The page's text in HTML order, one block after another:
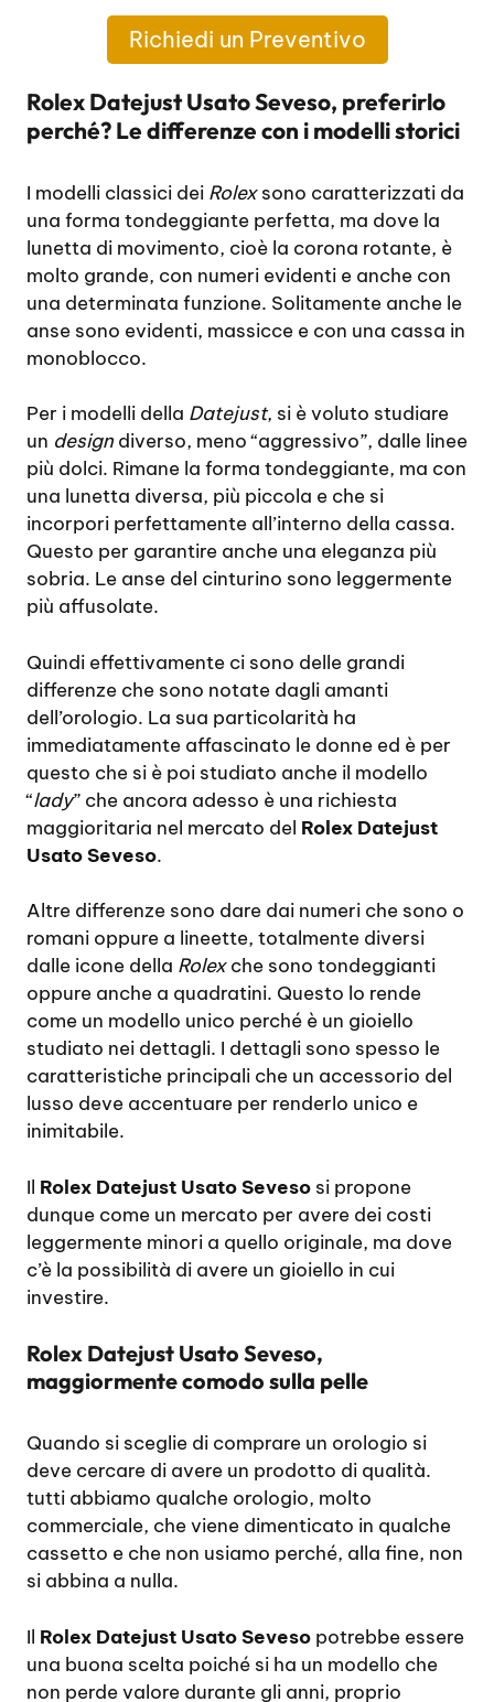
Richiedi un Preventivo
Rolex Datejust Usato Seveso, preferirlo
perché? Le differenze con i modelli storici
I modelli classici dei Rolexsono caratterizzati da
una forma tondeggiante perfetta, ma dove la
lunetta di movimento, cioè la corona rotante, è
molto grande, con numeri evidenti e anche con
una determinata funzione. Solitamente anche le
anse sono evidenti, massicce e con una cassa in
monoblocco.
Per i modelli della Datejust, si è voluto studiare
un design diverso, meno “aggressivo”, dalle linee
più dolci. Rimane la forma tondeggiante, ma con
una lunetta diversa, più piccola e che si
incorpori perfettamente all’interno della cassa.
Questo per garantire anche una eleganza più
sobria. Le anse del cinturino sono leggermente
più affusolate.
Quindi effettivamente ci sono delle grandi
differenze che sono notate dagli amanti
dell’orologio. La sua particolarità ha
immediatamente affascinato le donne ed è per
questo che si è poi studiato anche il modello
“lady” che ancora adesso è una richiesta
maggioritaria nel mercato del Rolex Datejust
Usato Seveso.
Altre differenze sono dare dai numeri che sono o
romani oppure a lineette, totalmente diversi
dalle icone della Rolexche sono tondeggianti
oppure anche a quadratini. Questo lo rende
come un modello unico perché è un gioiello
studiato nei dettagli. I dettagli sono spesso le
caratteristiche principali che un accessorio del
lusso deve accentuare per renderlo unico e
inimitabile.
Il Rolex Datejust Usato Seveso si propone
dunque come un mercato per avere dei costi
leggermente minori a quello originale, ma dove
c’è la possibilità di avere un gioiello in cui
investire.
Rolex Datejust Usato Seveso,
maggiormente comodo sulla pelle
Quando si sceglie di comprare un orologio si
deve cercare di avere un prodotto di qualità.
tutti abbiamo qualche orologio, molto
commerciale, che viene dimenticato in qualche
cassetto e che non usiamo perché, alla fine, non
si abbina a nulla.
Il Rolex Datejust Usato Seveso potrebbe essere
una buona scelta poiché si ha un modello che
non perde valore durante gli anni, proprio